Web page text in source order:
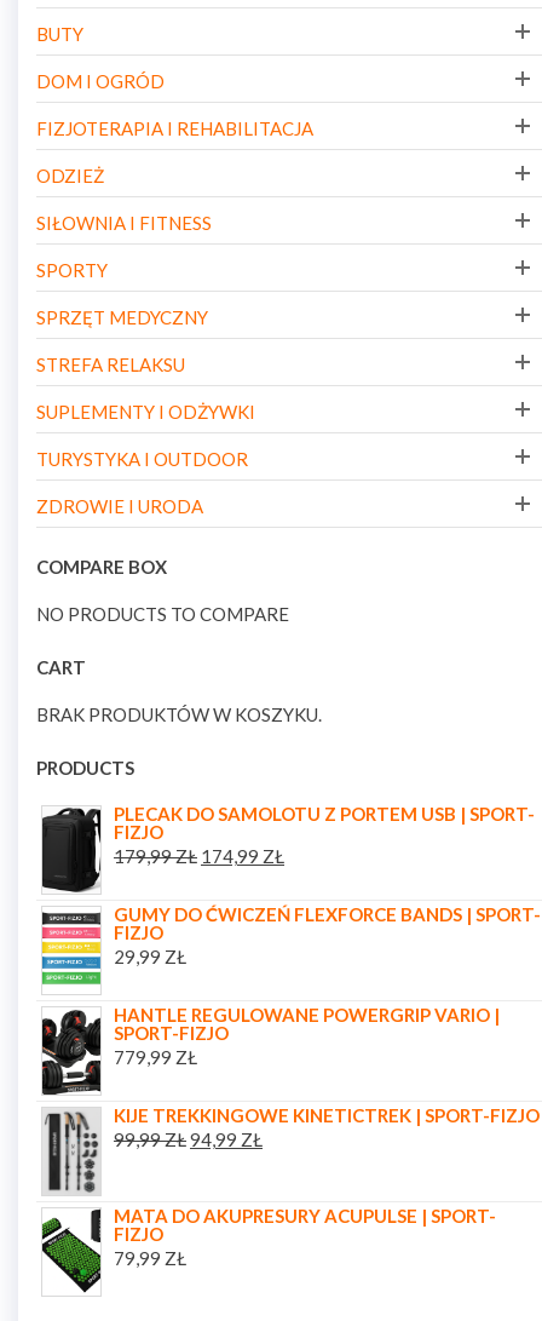
BUTY
DOM I OGRÓD
FIZJOTERAPIA I REHABILITACJA
ODZIEŻ
SIŁOWNIA I FITNESS
SPORTY
SPRZĘT MEDYCZNY
STREFA RELAKSU
SUPLEMENTY I ODŻYWKI
TURYSTYKA I OUTDOOR
ZDROWIE I URODA
COMPARE BOX
NO PRODUCTS TO COMPARE
CART
BRAK PRODUKTÓW W KOSZYKU.
PRODUCTS
PLECAK DO SAMOLOTU Z PORTEM USB | SPORT-
FIZJO
179,99ZŁ 174,99 ZŁ
GUMY DO ĆWICZEŃ FLEXFORCE BANDS | SPORT-
FIZJO
29,99 ZŁ
HANTLE REGULOWANE POWERGRIP VARIO |
SPORT-FIZJO
779,99 ZŁ
KIJE TREKKINGOWE KINETICTREK | SPORT-FIZJO
99,99ZŁ94,99 ZŁ
MATA DO AKUPRESURY ACUPULSE | SPORT-
FIZJO
79,99 ZŁ